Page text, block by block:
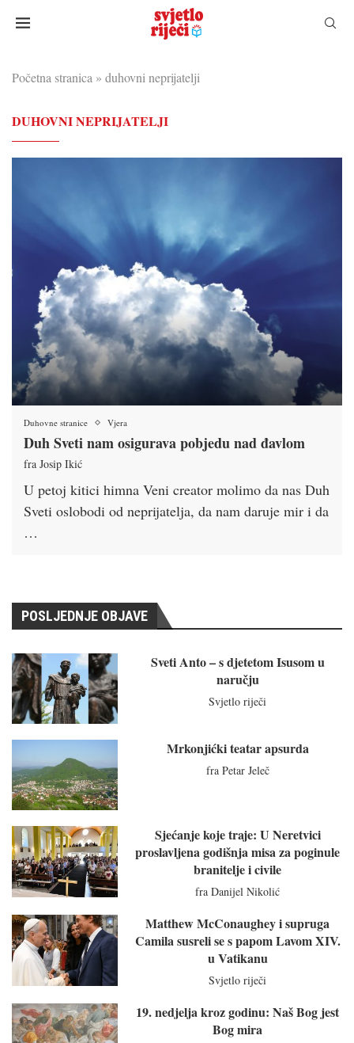
Početna stranica » duhovni neprijatelji
DUHOVNI NEPRIJATELJI
Duhovne stranice Vjera
Duh Sveti nam osigurava pobjedu nad đavlom
fra Josip Ikić
U petoj kitici himna Veni creator molimo da nas Duh
Sveti oslobodi od neprijatelja, da nam daruje mir i da
…
POSLJEDNJE OBJAVE
Sveti Anto – s djetetom Isusom u
naručju
Svjetlo riječi
Mrkonjićki teatar apsurda
fra Petar Jeleč
Sjećanje koje traje: U Neretvici
proslavljena godišnja misa za poginule
branitelje i civile
fra Danijel Nikolić
Matthew McConaughey i supruga
Camila susreli se s papom Lavom XIV.
u Vatikanu
Svjetlo riječi
19. nedjelja kroz godinu: Naš Bog jest
Bog mira